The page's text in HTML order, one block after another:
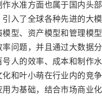
作水准方面也属于国内头
入了全球各种先进的大
模型、资产模型和管理模
率问题，并且通过大数据
号人的效率、成本和制作
化和叶小萌在行业内的竞
为基础，结合市场商业化